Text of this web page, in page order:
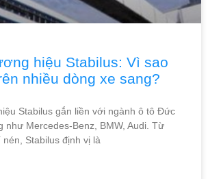
hiệu Stabilus: Vì sao
nhiều dòng xe sang?
Stabilus gắn liền với ngành ô tô Đức
như Mercedes-Benz, BMW, Audi. Từ
Stabilus định vị là